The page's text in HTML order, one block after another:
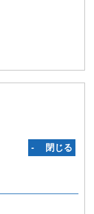
‐ 閉じる